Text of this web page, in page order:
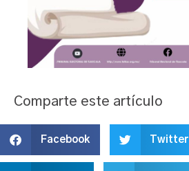
Comparte este artículo
Facebook Twitter